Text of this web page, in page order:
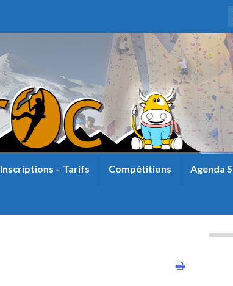
Inscriptions – Tarifs Compétitions Agenda